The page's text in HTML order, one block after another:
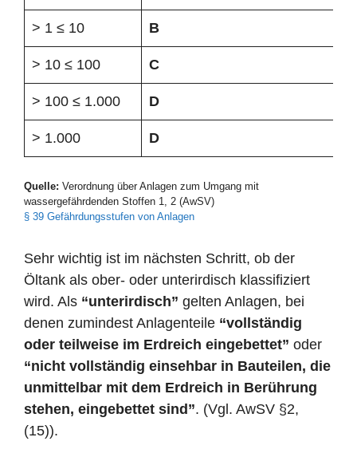
> 1 ≤ 10 B
> 10 ≤ 100 C
> 100 ≤ 1.000 D
> 1.000 D
Quelle: Verordnung über Anlagen zum Umgang mit
wassergefährdenden Stoffen 1, 2 (AwSV)
§ 39 Gefährdungsstufen von Anlagen
Sehr wichtig ist im nächsten Schritt, ob der
Öltank als ober- oder unterirdisch klassifiziert
wird. Als “unterirdisch” gelten Anlagen, bei
denen zumindest Anlagenteile “vollständig
oder teilweise im Erdreich eingebettet” oder
“nicht vollständig einsehbar in Bauteilen, die
unmittelbar mit dem Erdreich in Berührung
stehen, eingebettet sind”. (Vgl. AwSV §2,
(15)).